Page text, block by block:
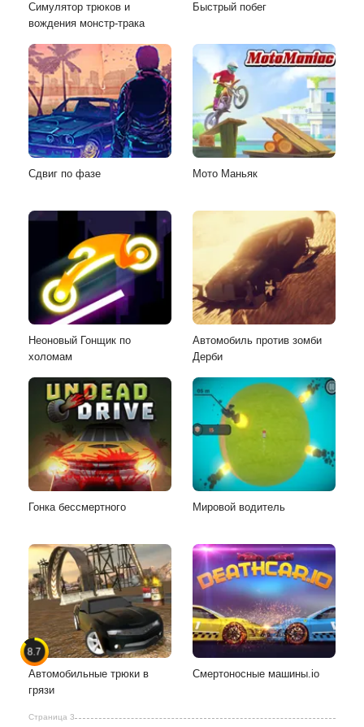
Симулятор трюков и
вождения монстр-трака
Быстрый побег
Сдвиг по фазе Мото Маньяк
Неоновый Гонщик по
холомам
Автомобиль против зомби
Дерби
Гонка бессмертного Мировой водитель
8.7
Автомобильные трюки в
грязи
Смертоносные машины.io
Страница 3